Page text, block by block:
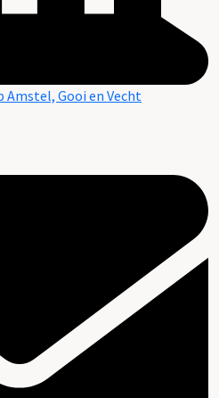
Amstel, Gooi en Vecht